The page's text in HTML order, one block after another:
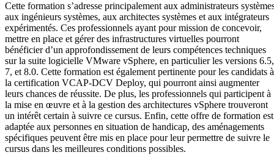
Cette formation s’adresse principalement aux administrateurs
aux ingénieurs systèmes, aux architectes systèmes et aux intégrateurs
expérimentés. Ces professionnels ayant pour mission de concevoir,
mettre en place et gérer des infrastructures virtuelles pourront
bénéficier d’un approfondissement de leurs compétences techniques
sur la suite logicielle VMware vSphere, en particulier les versions 6.5,
7, et 8.0. Cette formation est également pertinente pour les candidats à
la certification VCAP-DCV Deploy, qui pourront ainsi augmenter
leurs chances de réussite. De plus, les professionnels qui participent à
la mise en œuvre et à la gestion des architectures vSphere trouveront
un intérêt certain à suivre ce cursus. Enfin, cette offre de formation est
adaptée aux personnes en situation de handicap, des aménagements
spécifiques peuvent être mis en place pour leur permettre de suivre le
cursus dans les meilleures conditions possibles.